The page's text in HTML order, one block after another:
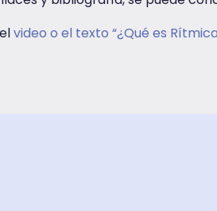
video o el texto “¿Qué es